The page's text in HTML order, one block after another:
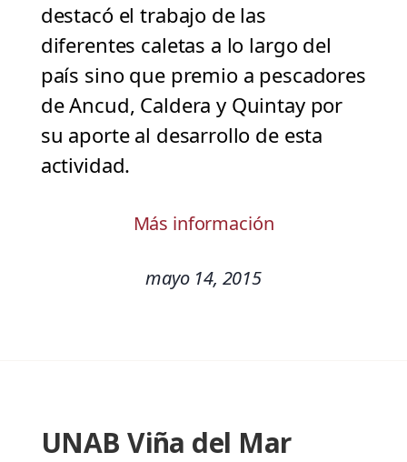
destacó el trabajo de las
diferentes caletas a lo largo del
país sino que premio a pescadores
de Ancud, Caldera y Quintay por
su aporte al desarrollo de esta
actividad.
Más información
mayo 14, 2015
UNAB Viña del Mar